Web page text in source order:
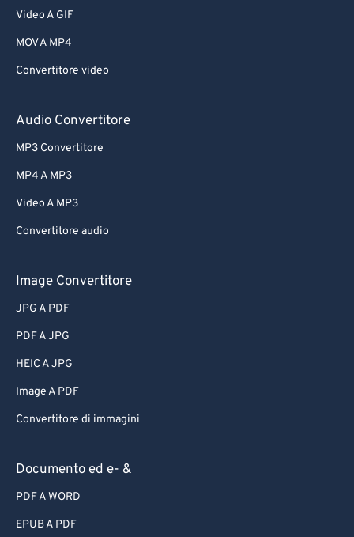
Video A GIF
MOV A MP4
Convertitore video
Audio Convertitore
MP3 Convertitore
MP4 A MP3
Video A MP3
Convertitore audio
Image Convertitore
JPG A PDF
PDF A JPG
HEIC A JPG
Image A PDF
Convertitore di immagini
Documento ed e- &
PDF A WORD
EPUB A PDF